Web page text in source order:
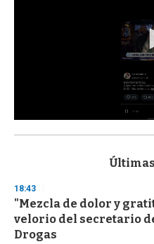
s
d
s
o
f
3
18:43
"Mezcla de dolor y
velorio del secretario
Drogas